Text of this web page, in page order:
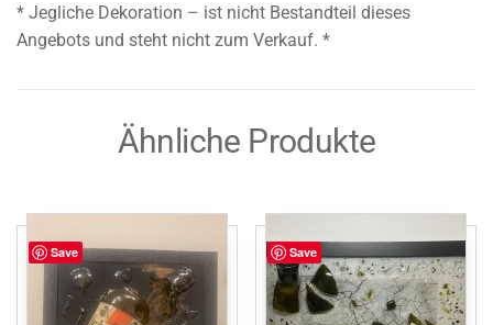
* Jegliche Dekoration – ist nicht Bestandteil dieses
Angebots und steht nicht zum Verkauf. *
Ähnliche Produkte
Save Save